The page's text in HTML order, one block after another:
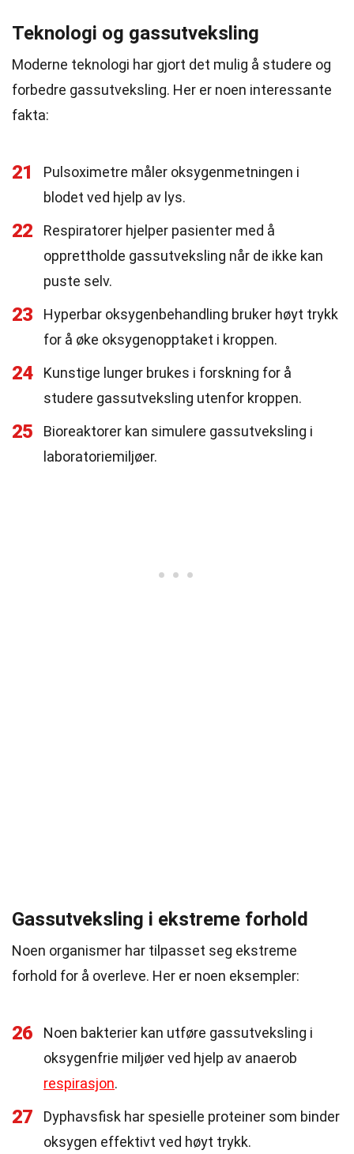
Teknologi og gassutveksling
Moderne teknologi har gjort det mulig å studere og
forbedre gassutveksling. Her er noen interessante
fakta:
21
Pulsoximetre måler oksygenmetningen i
blodet ved hjelp av lys.
22
Respiratorer hjelper pasienter med å
opprettholde gassutveksling når de ikke kan
puste selv.
23
Hyperbar oksygenbehandling bruker høyt trykk
for å øke oksygenopptaket i kroppen.
24
Kunstige lunger brukes i forskning for å
studere gassutveksling utenfor kroppen.
25
Bioreaktorer kan simulere gassutveksling i
laboratoriemiljøer.
Gassutveksling i ekstreme forhold
Noen organismer har tilpasset seg ekstreme
forhold for å overleve. Her er noen eksempler:
26
Noen bakterier kan utføre gassutveksling i
oksygenfrie miljøer ved hjelp av anaerob
respirasjon.
27
Dyphavsfisk har spesielle proteiner som binder
oksygen effektivt ved høyt trykk.